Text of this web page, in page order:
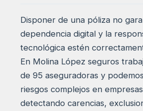
Disponer de una póliza no
dependencia digital y la
tecnológica estén
En Molina López seguros
de 95 aseguradoras y
riesgos complejos en
detectando carencias,